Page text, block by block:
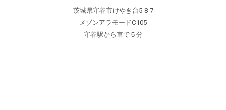
茨城県守谷市けやき台5‐8‐7
メゾンアラモードC105
守谷駅から車で５分